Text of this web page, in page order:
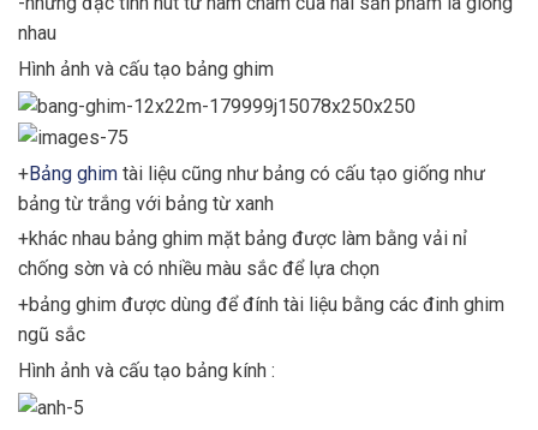
nhau
Hình ảnh và cấu tạo bảng ghim
+Bảng ghim tài liệu cũng như bảng có cấu tạo giống như
bảng từ trắng với bảng từ xanh
+khác nhau bảng ghim mặt bảng được làm bằng vải nỉ
chống sờn và có nhiều màu sắc để lựa chọn
+bảng ghim được dùng để đính tài liệu bằng các đinh ghim
ngũ sắc
Hình ảnh và cấu tạo bảng kính :